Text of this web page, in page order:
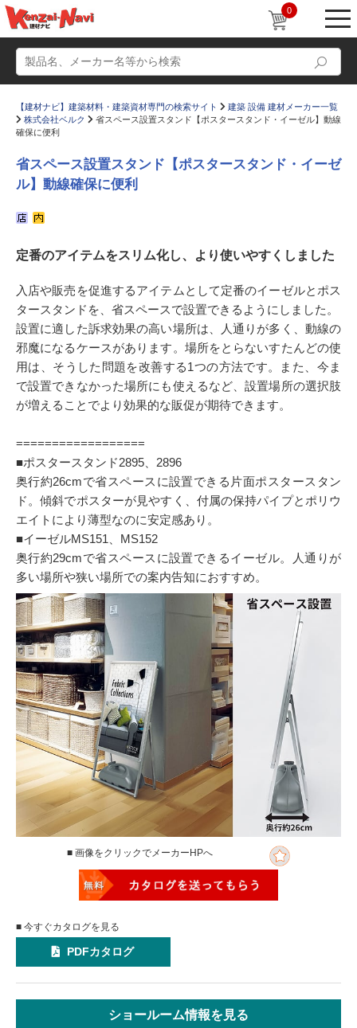
0
すまいリング 設計士インタビュー
Q＆A 販売・施工代理店募集
お気に入り
【建材ナビ】建築材料・建築資材専門の検索サイト
建築 設備 建材メーカー一覧
株式会社ベルク
省スペース設置スタンド【ポスタースタンド・イーゼル】動線
確保に便利
省スペース設置スタンド【ポスタースタンド・イーゼ
ル】動線確保に便利
定番のアイテムをスリム化し、より使いやすくしました
入店や販売を促進するアイテムとして定番のイーゼルとポス
タースタンドを、省スペースで設置できるようにしました。
設置に適した訴求効果の高い場所は、人通りが多く、動線の
邪魔になるケースがあります。場所をとらないすたんどの使
用は、そうした問題を改善する1つの方法です。また、今ま
で設置できなかった場所にも使えるなど、設置場所の選択肢
が増えることでより効果的な販促が期待できます。
==================
■ポスタースタンド2895、2896
奥行約26cmで省スペースに設置できる片面ポスタースタン
ド。傾斜でポスターが見やすく、付属の保持パイプとポリウ
エイトにより薄型なのに安定感あり。
■イーゼルMS151、MS152
奥行約29cmで省スペースに設置できるイーゼル。人通りが
多い場所や狭い場所での案内告知におすすめ。
■ 画像をクリックでメーカーHPへ
■ 今すぐカタログを見る
PDFカタログ
ショールーム情報を見る